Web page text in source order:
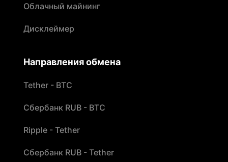
Облачный майнинг
Дисклеймер
Направления обмена
Tether - BTC
Сбербанк RUB - BTC
Ripple - Tether
Сбербанк RUB - Tether